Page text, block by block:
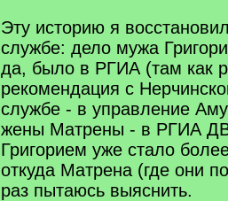
Эту историю я
службе: дело мужа
да, было в РГИА (там как
рекомендация с
службе - в управление
жены Матрены - в РГИА
Григорием уже стало
откуда Матрена (где они
раз пытаюсь выяснить.